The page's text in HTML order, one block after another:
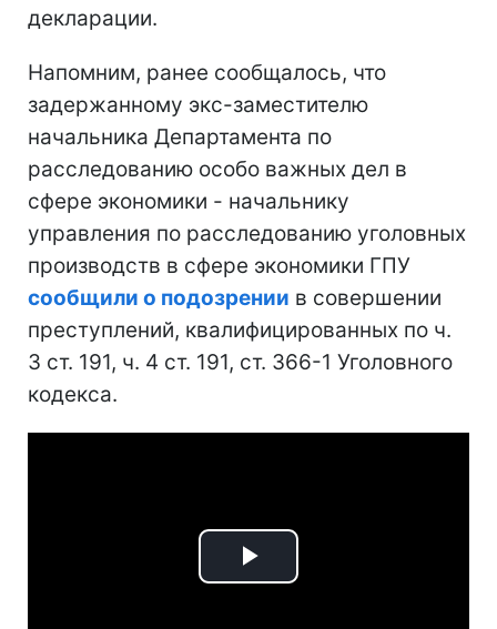
декларации.
Напомним, ранее сообщалось, что
задержанному экс-заместителю
начальника Департамента по
расследованию особо важных дел в
сфере экономики - начальнику
управления по расследованию уголовных
производств в сфере экономики ГПУ
сообщили о подозрении в совершении
преступлений, квалифицированных по ч.
3 ст. 191, ч. 4 ст. 191, ст. 366-1 Уголовного
кодекса.
Play